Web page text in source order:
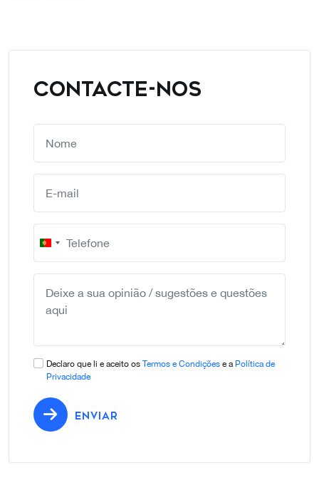
CONTACTE-NOS
Portugal
+351
Declaro que li e aceito os Termos e Condições e a Política de
Privacidade
ENVIAR